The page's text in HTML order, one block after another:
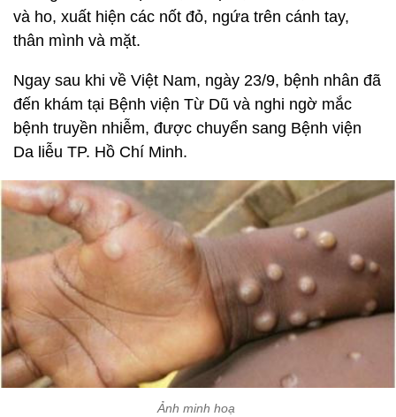
và ho, xuất hiện các nốt đỏ, ngứa trên cánh tay,
thân mình và mặt.
Ngay sau khi về Việt Nam, ngày 23/9, bệnh nhân đã
đến khám tại Bệnh viện Từ Dũ và nghi ngờ mắc
bệnh truyền nhiễm, được chuyển sang Bệnh viện
Da liễu TP. Hồ Chí Minh.
Ảnh minh hoạ